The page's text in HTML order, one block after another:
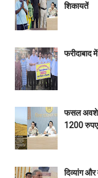
शिकायतें
फरीदाबाद
फसल अवशेष
1200 रुपए
दिव्यांग